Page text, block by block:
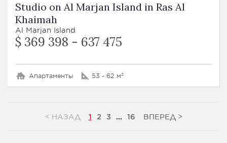
Studio on Al Marjan Island in Ras Al
Khaimah
Al Marjan Island
$ 369 398 - 637 475
Апартаменты 53 - 62 м²
< НАЗАД 1 2 3 ... 16 ВПЕРЕД >